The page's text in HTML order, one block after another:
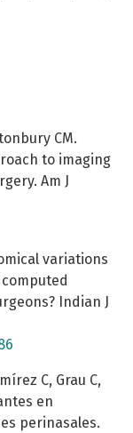
CM.
to imaging
Am J
variations
Indian J
C, Grau C,
en
perinasales.